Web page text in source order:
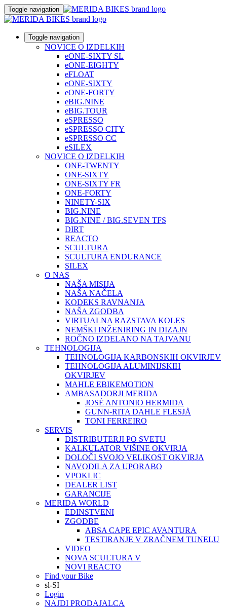
Toggle navigation
Toggle navigation
NOVICE O IZDELKIH
eONE-SIXTY SL
eONE-EIGHTY
eFLOAT
eONE-SIXTY
eONE-FORTY
eBIG.NINE
eBIG.TOUR
eSPRESSO
eSPRESSO CITY
eSPRESSO CC
eSILEX
NOVICE O IZDELKIH
ONE-TWENTY
ONE-SIXTY
ONE-SIXTY FR
ONE-FORTY
NINETY-SIX
BIG.NINE
BIG.NINE / BIG.SEVEN TFS
DIRT
REACTO
SCULTURA
SCULTURA ENDURANCE
SILEX
O NAS
NAŠA MISIJA
NAŠA NAČELA
KODEKS RAVNANJA
NAŠA ZGODBA
VIRTUALNA RAZSTAVA KOLES
NEMŠKI INŽENIRING IN DIZAJN
ROČNO IZDELANO NA TAJVANU
TEHNOLOGIJA
TEHNOLOGIJA KARBONSKIH OKVIRJEV
TEHNOLOGIJA ALUMINIJSKIH
OKVIRJEV
MAHLE EBIKEMOTION
AMBASADORJI MERIDA
JOSÉ ANTONIO HERMIDA
GUNN-RITA DAHLE FLESJÅ
TONI FERREIRO
SERVIS
DISTRIBUTERJI PO SVETU
KALKULATOR VIŠINE OKVIRJA
DOLOČI SVOJO VELIKOST OKVIRJA
NAVODILA ZA UPORABO
VPOKLIC
DEALER LIST
GARANCIJE
MERIDA WORLD
EDINSTVENI
ZGODBE
ABSA CAPE EPIC AVANTURA
TESTIRANJE V ZRAČNEM TUNELU
VIDEO
NOVA SCULTURA V
NOVI REACTO
Find your Bike
sl-SI
Login
NAJDI PRODAJALCA